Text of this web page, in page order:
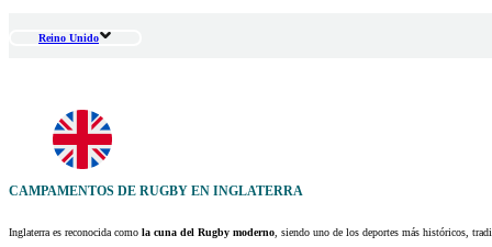
Reino Unido
CAMPAMENTOS DE RUGBY EN INGLATERRA
Inglaterra es reconocida como la cuna del Rugby moderno , siendo uno de los deportes más históricos,